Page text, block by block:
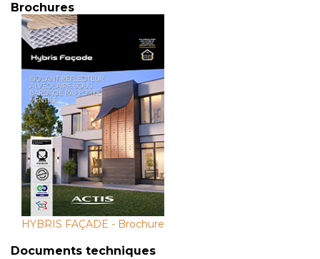
Brochures
HYBRIS FAÇADE - Brochure
Documents techniques